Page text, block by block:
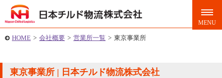
HOME > 会社概要 > 営業所一覧 > 東京事業所
東京事業所 | 日本チルド物流株式会社